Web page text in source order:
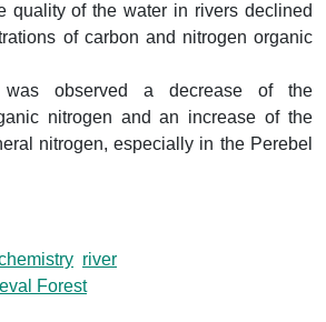
quality of the water in rivers declined
of carbon and nitrogen organic
was observed a decrease of the
nitrogen and an increase of the
nitrogen, especially in the Perebel
river
Forest